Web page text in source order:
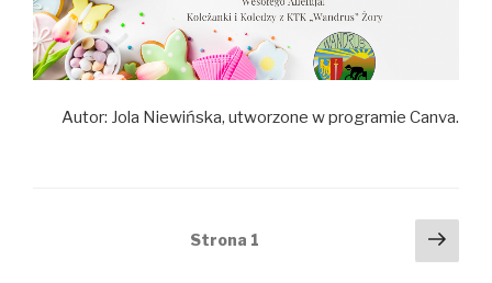
Autor: Jola Niewińska, utworzone w programie Canva.
Strona 1